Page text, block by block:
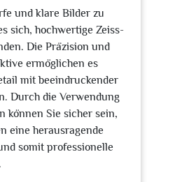
und klare Bilder zu
sich, hochwertige Zeiss-
Die Präzision und
ermöglichen es
mit beeindruckender
Durch die Verwendung
können Sie sicher sein,
eine herausragende
somit professionelle